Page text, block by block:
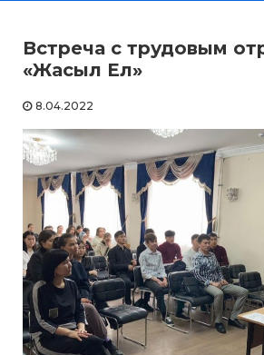
Встреча с трудовым
«Жасыл Ел»
8.04.2022